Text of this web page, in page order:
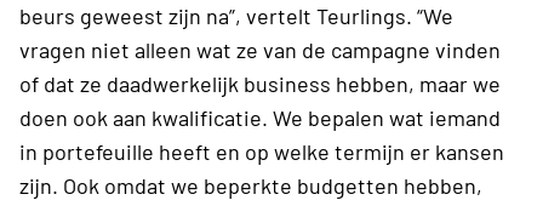
beurs geweest zijn na”, vertelt Teurlings. “We
vragen niet alleen wat ze van de campagne vinden
of dat ze daadwerkelijk business hebben, maar we
doen ook aan kwalificatie. We bepalen wat iemand
in portefeuille heeft en op welke termijn er kansen
zijn. Ook omdat we beperkte budgetten hebben,